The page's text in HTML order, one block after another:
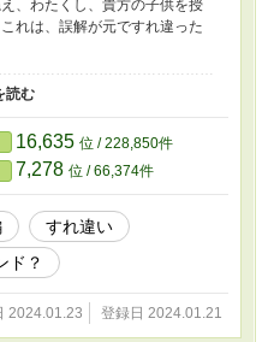
、わたくし、貴方の子供を授
れは、誤解が元ですれ違った
鬱展開ですので、読む方は
16,635 位 / 228,850件
7,278 位 / 66,374件
すれ違い
ド？
2024.01.23 登録日 2024.01.21